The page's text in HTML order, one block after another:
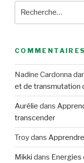
Nadine Cardonna
et de transmutation
Aurélie dans
transcender
Troydans
Mikki dans Energies